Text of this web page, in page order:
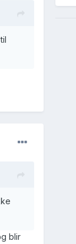
blir